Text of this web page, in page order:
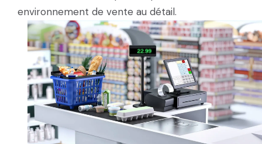
environnement de vente au détail.